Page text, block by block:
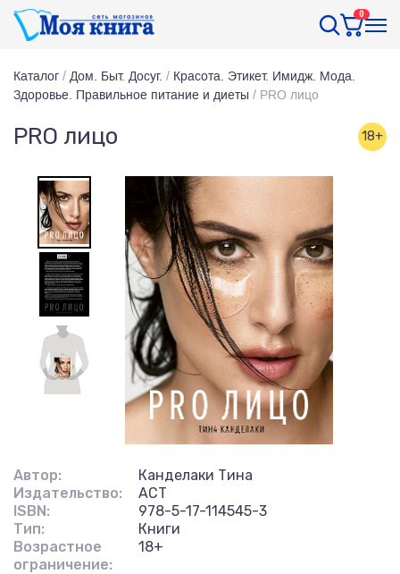
0
Каталог / Дом. Быт. Досуг. / Красота. Этикет. Имидж. Мода.
Здоровье. Правильное питание и диеты / PRO лицо
PRO лицо 18+
Автор:
Канделаки Тина
Издательство:
АСТ
ISBN:
978-5-17-114545-3
Тип:
Книги
Возрастное
ограничение:
18+